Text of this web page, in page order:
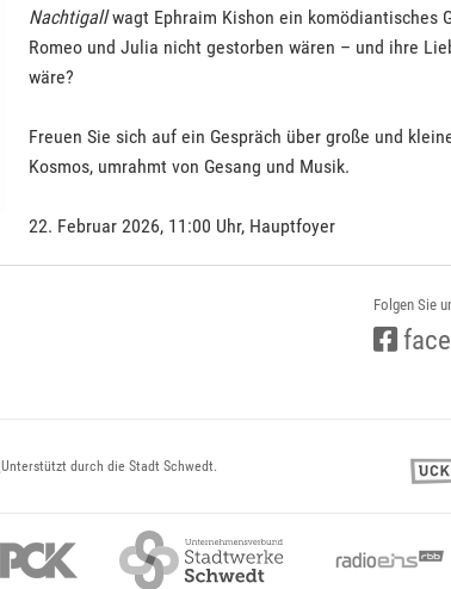
Nachtigallwagt Ephraim Kishon ein komödiantisches
Romeo und Julia nicht gestorben wären – und ihre
wäre?
Freuen Sie sich auf ein Gespräch über große und
Kosmos, umrahmt von Gesang und Musik.
22. Februar 2026, 11:00 Uhr, Hauptfoyer
Folgen Sie
Unterstützt durch die Stadt Schwedt.